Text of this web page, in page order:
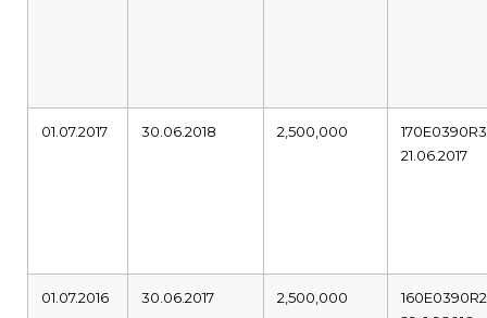
01.07.2017 30.06.2018 2,500,000
21.06.2017
01.07.2016 30.06.2017 2,500,000